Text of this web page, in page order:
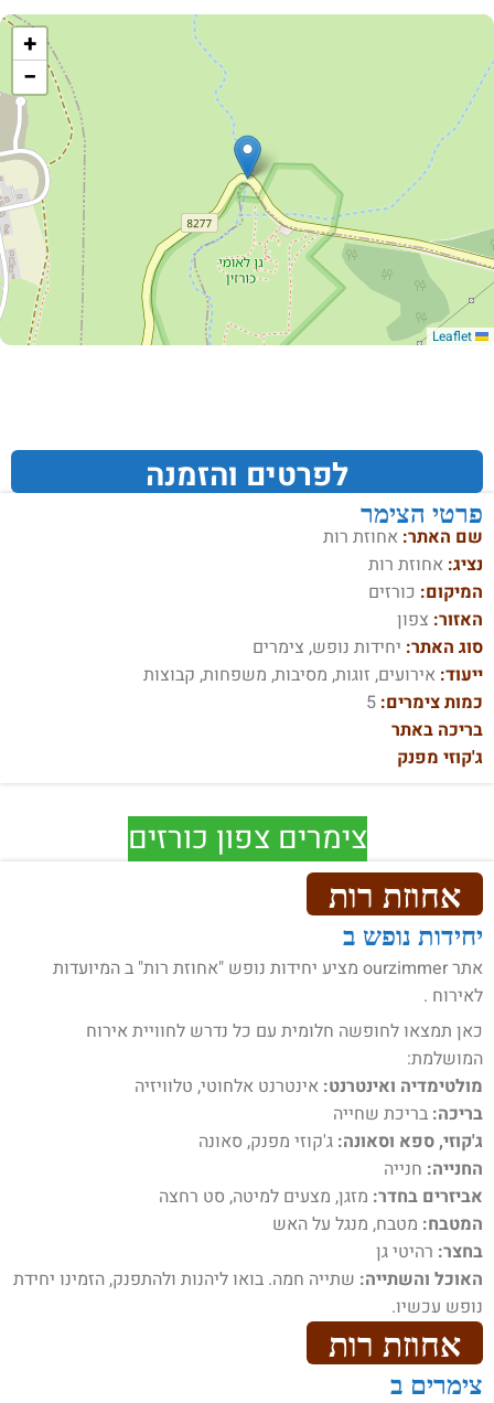
+
−
לפרטים והזמנה
פרטי הצימר
שם האתר: אחוזת רות
נציג: אחוזת רות
המיקום: כורזים
האזור: צפון
סוג האתר: יחידות נופש, צימרים
ייעוד: אירועים, זוגות, מסיבות, משפחות, קבוצות
כמות צימרים: 5
בריכה באתר
ג'קוזי מפנק
צימרים צפון כורזים
אחוזת רות
יחידות נופש ב
אתר ourzimmer מציע יחידות נופש "אחוזת רות" ב המיועדות
לאירוח .
כאן תמצאו לחופשה חלומית עם כל נדרש לחוויית אירוח
המושלמת:
מולטימדיה ואינטרנט: אינטרנט אלחוטי, טלוויזיה
בריכה: בריכת שחייה
ג'קוזי, ספא וסאונה: ג'קוזי מפנק, סאונה
החנייה: חנייה
אביזרים בחדר: מזגן, מצעים למיטה, סט רחצה
המטבח: מטבח, מנגל על האש
בחצר: רהיטי גן
האוכל והשתייה: שתייה חמה. בואו ליהנות ולהתפנק, הזמינו יחידת
נופש עכשיו.
אחוזת רות
צימרים ב